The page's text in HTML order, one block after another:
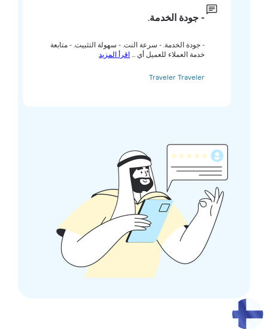
- جودة الخدمة.
- جودة الخدمة. - سرعة النت. - سهولة التثبيت. - متابعة
خدمة العملاء للعميل أي ...اقرأ المزيد
Traveler Traveler